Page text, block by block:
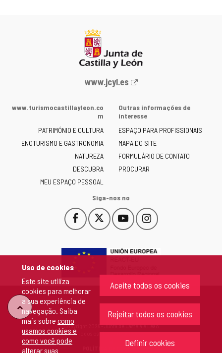
Uso de cookies
Este site utiliza
cookies para melhorar
a sua experiência de
navegação. Saiba
mais sobre como
usamos cookies e
como você pode
alterar suas
Aceite todos os cookies
Rejeitar todos os cookies
Definir cookies
Portal
Junta
Castilla
y
León
-
www.jcyl.es
www.turismocastillayleon.co
m
PATRIMÓNIO E CULTURA
ENOTURISMO E GASTRONOMIA
NATUREZA
DESCUBRA
MEU ESPAÇO PESSOAL
Outras informações de
interesse
ESPAÇO PARA PROFISSIONAIS
MAPA DO SITE
FORMULÁRIO DE CONTATO
PROCURAR
Siga-nos no
Facebook
Este
enlace
abrirá
nueva.
Este
enlace
abrirá
ventana
YouTube
Este
enlace
abrirá
ventana
Instagram
Este
enlace
abrirá
ventana
"Voltar
ao
Copyright 2026 - Junta de Castela e Leão
Todos os direitos reservados
POLÍTICA DE COOKIES